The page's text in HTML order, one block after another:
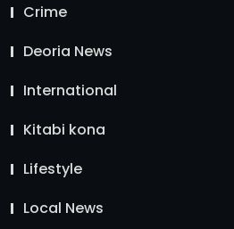
Crime
Deoria News
International
Kitabi kona
Lifestyle
Local News